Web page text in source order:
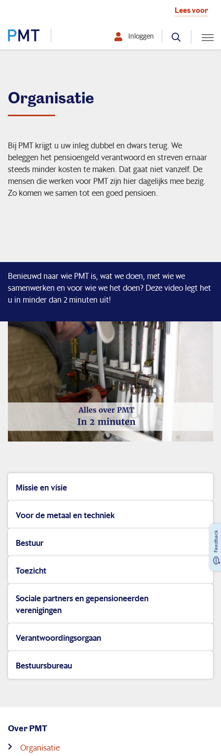
Lees voor
Werkgever
Over PMT
Inloggen
Organisatie
Nieuws & pers
Organisatie
Bij PMT krijgt u uw inleg dubbel en dwars terug. We
beleggen het pensioengeld verantwoord en streven ernaar
steeds minder kosten te maken. Dat gaat niet vanzelf. De
mensen die werken voor PMT zijn hier dagelijks mee bezig.
Zo komen we samen tot een goed pensioen.
Benieuwd naar wie PMT is, wat we doen, met wie we
samenwerken en voor wie we het doen? Deze video legt het
u in minder dan 2 minuten uit!
Missie en visie
Voor de metaal en techniek
Bestuur
Toezicht
Sociale partners en gepensioneerden
verenigingen
Verantwoordingsorgaan
Bestuursbureau
Over PMT
Organisatie
Feedback